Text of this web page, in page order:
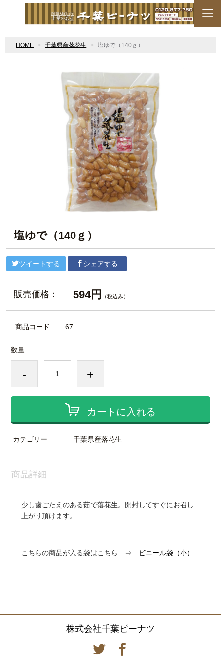
HOME 千葉県産落花生 塩ゆで（140ｇ）
塩ゆで（140ｇ）
ツイートする シェアする
販売価格： 594円 （税込み）
商品コード 67
数量
- +
カートに入れる
カテゴリー 千葉県産落花生
商品詳細
少し歯ごたえのある茹で落花生。開封してすぐにお召し
上がり頂けます。
こちらの商品が入る袋はこちら ⇒ ビニール袋（小）
株式会社千葉ピーナツ